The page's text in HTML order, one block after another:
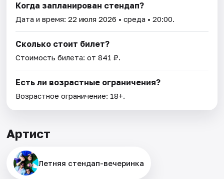
Когда запланирован стендап?
Дата и время:22 июля 2026 • среда • 20:00.
Сколько стоит билет?
Стоимость билета: от 841 ₽.
Есть ли возрастные ограничения?
Возрастное ограничение: 18+.
Артист
Летняя стендап-вечеринка